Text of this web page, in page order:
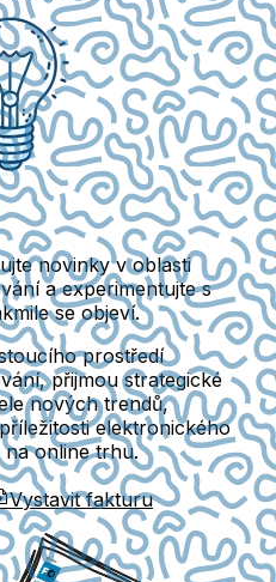
novinky v oblasti
a experimentujte s
se objeví.
prostředí
přijmou strategické
nových trendů,
elektronického
online trhu.
Vystavit fakturu